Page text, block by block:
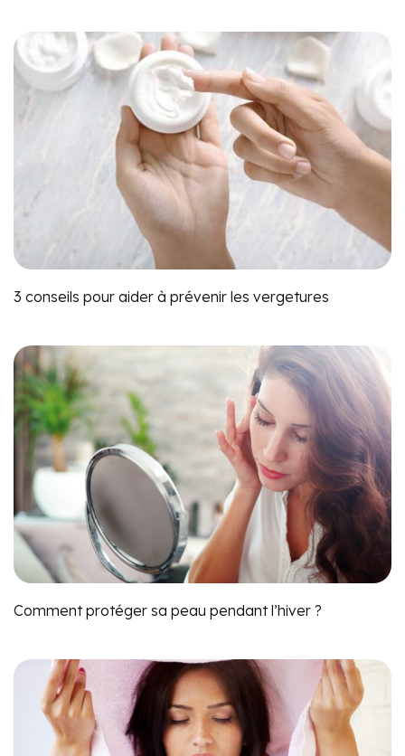
3 conseils pour aider à prévenir les vergetures
Comment protéger sa peau pendant l’hiver ?